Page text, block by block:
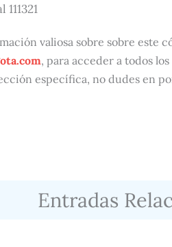
valiosa sobre sobre este
, para acceder a todos
específica, no dudes en
Entradas